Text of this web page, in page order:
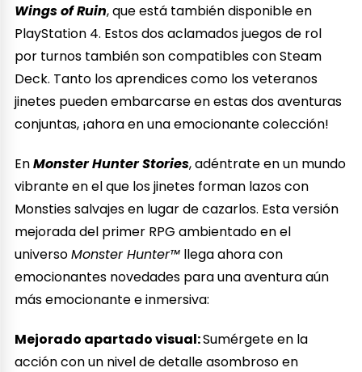
Wings of Ruin, que está también disponible en
PlayStation 4. Estos dos aclamados juegos de rol
por turnos también son compatibles con Steam
Deck. Tanto los aprendices como los veteranos
jinetes pueden embarcarse en estas dos aventuras
conjuntas, ¡ahora en una emocionante colección!
EnMonster Hunter Stories, adéntrate en un mundo
vibrante en el que los jinetes forman lazos con
Monsties salvajes en lugar de cazarlos. Esta versión
mejorada del primer RPG ambientado en el
universoMonster Hunter™ llega ahora con
emocionantes novedades para una aventura aún
más emocionante e inmersiva:
Mejorado apartado visual:Sumérgete en la
acción con un nivel de detalle asombroso en